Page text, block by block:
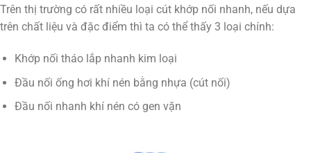
Trên thị trường có rất nhiều loại cút khớp nối nhanh, nếu dựa
trên chất liệu và đặc điểm thì ta có thể thấy 3 loại chính:
Khớp nối tháo lắp nhanh kim loại
Đầu nối ống hơi khí nén bằng nhựa (cút nối)
Đầu nối nhanh khí nén có gen vặn